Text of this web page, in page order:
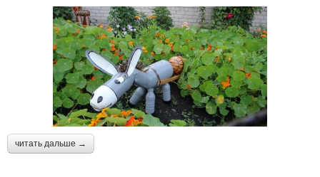
Вазы из пластиковых
бутылок
Пингвин из бутылок
Пингвины из
пластиковых бутылок
Пингвин из бутылки
читать дальше →